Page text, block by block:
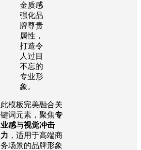
金质感
强化品
牌尊贵
属性，
打造令
人过目
不忘的
专业形
象。
此模板完美融合关
键词元素，聚焦专
业感与视觉冲击
力 ，适用于高端商
务场景的品牌形象